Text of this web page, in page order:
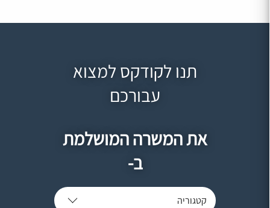
תנו לקודקס למצוא
עבורכם
את המשרה המושלמת
ב-
קטגוריה